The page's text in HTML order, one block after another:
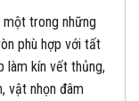
một trong những
phù hợp với tất
làm kín vết thủng,
vật nhọn đâm